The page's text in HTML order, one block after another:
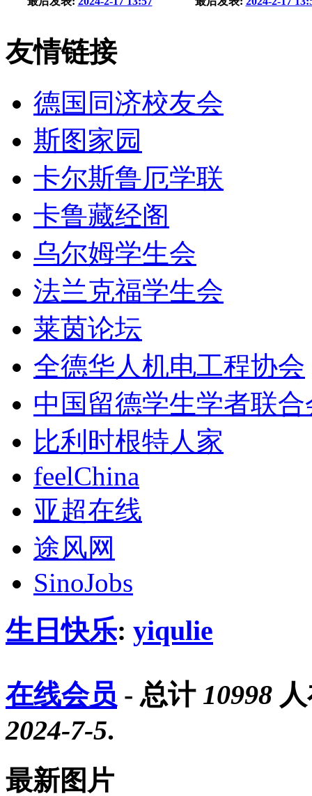
友情链接
德国同济校友会
斯图家园
卡尔斯鲁厄学联
卡鲁藏经阁
乌尔姆学生会
法兰克福学生会
莱茵论坛
全德华人机电工程协会
中国留德学生学者联合
比利时根特人家
feelChina
亚超在线
途风网
SinoJobs
生日快乐: yiqulie
在线会员 - 总计 10998
2024-7-5.
最新图片